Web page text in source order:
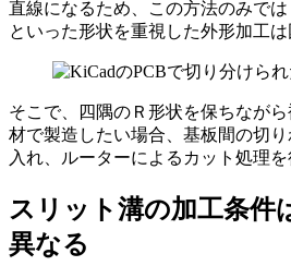
直線になるため、この方法のみでは
といった形状を重視した外形加工
そこで、四隅のＲ形状を保ちなが
材で製造したい場合、基板間の切
入れ、ルーターによるカット処理を
スリット溝の加工条件
異なる